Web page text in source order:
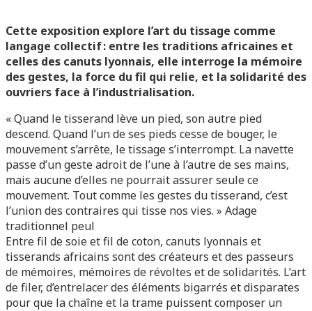
ENTRELACÉES
Cette exposition explore l’art du tissage comme
langage collectif : entre les traditions africaines et
celles des canuts lyonnais, elle interroge la mémoire
des gestes, la force du fil qui relie, et la solidarité des
ouvriers face à l’industrialisation.
« Quand le tisserand lève un pied, son autre pied
descend. Quand l’un de ses pieds cesse de bouger, le
mouvement s’arrête, le tissage s’interrompt. La navette
passe d’un geste adroit de l’une à l’autre de ses mains,
mais aucune d’elles ne pourrait assurer seule ce
mouvement. Tout comme les gestes du tisserand, c’est
l’union des contraires qui tisse nos vies. » Adage
traditionnel peul
Entre fil de soie et fil de coton, canuts lyonnais et
tisserands africains sont des créateurs et des passeurs
de mémoires, mémoires de révoltes et de solidarités. L’art
de filer, d’entrelacer des éléments bigarrés et disparates
pour que la chaîne et la trame puissent composer un